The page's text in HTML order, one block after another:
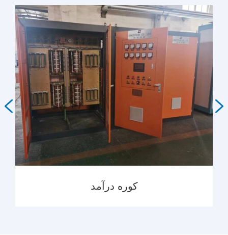
کوره درآمد
 